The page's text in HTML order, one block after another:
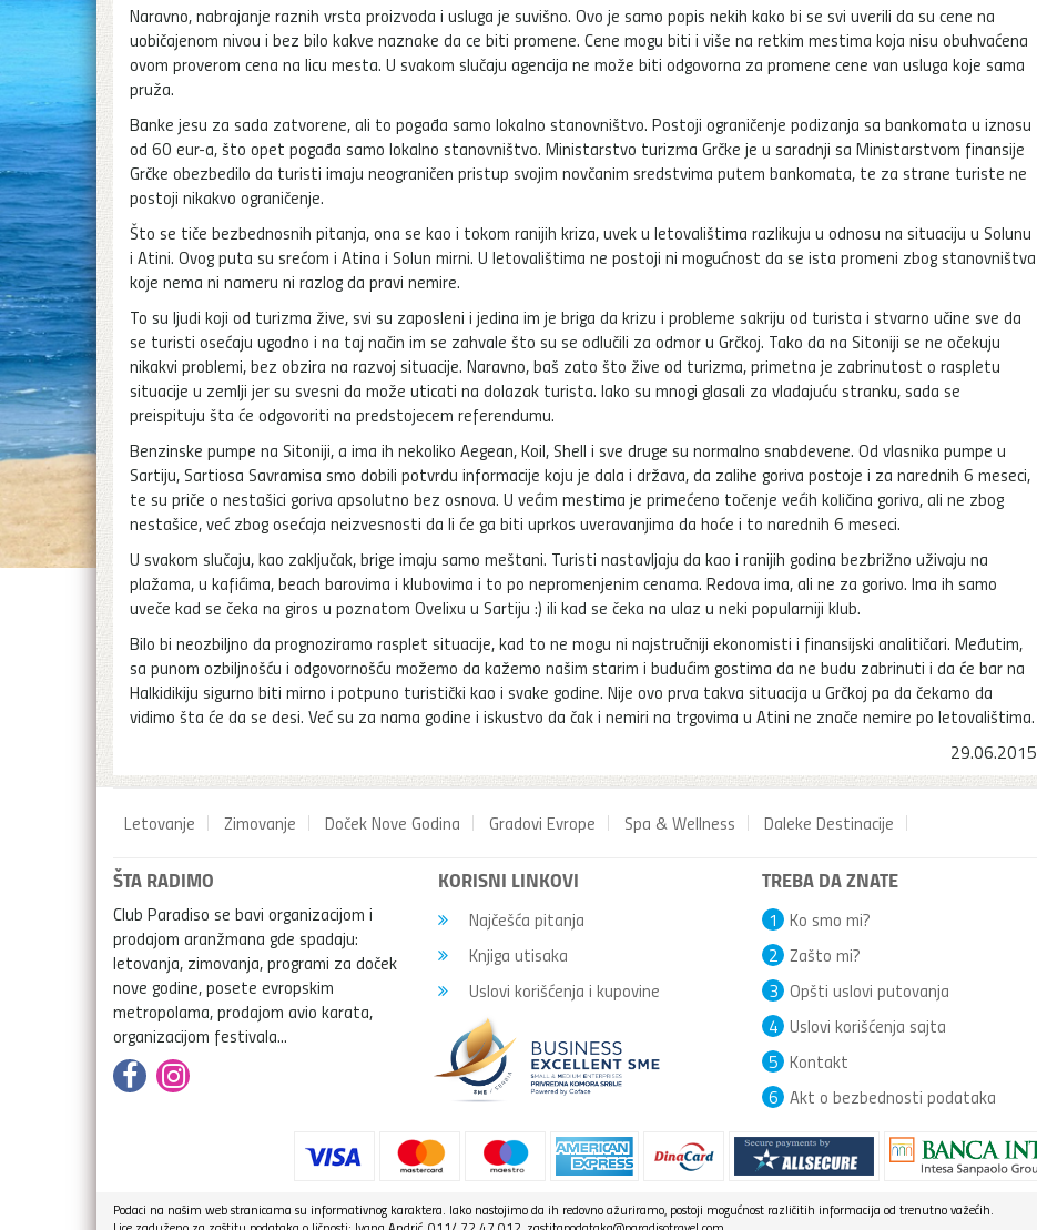
Naravno, nabrajanje raznih vrsta proizvoda i usluga je suvišno. Ovo je samo popis nekih kako bi se svi uverili da su cene na
uobičajenom nivou i bez bilo kakve naznake da ce biti promene. Cene mogu biti i više na retkim mestima koja nisu obuhvaćena
ovom proverom cena na licu mesta. U svakom slučaju agencija ne može biti odgovorna za promene cene van usluga koje sama
pruža.
Banke jesu za sada zatvorene, ali to pogađa samo lokalno stanovništvo. Postoji ograničenje podizanja sa bankomata u iznosu
od 60 eur-a, što opet pogađa samo lokalno stanovništvo. Ministarstvo turizma Grčke je u saradnji sa Ministarstvom finansije
Grčke obezbedilo da turisti imaju neograničen pristup svojim novčanim sredstvima putem bankomata, te za strane turiste ne
postoji nikakvo ograničenje.
Što se tiče bezbednosnih pitanja, ona se kao i tokom ranijih kriza, uvek u letovalištima razlikuju u odnosu na situaciju u Solunu
i Atini. Ovog puta su srećom i Atina i Solun mirni. U letovalištima ne postoji ni mogućnost da se ista promeni zbog stanovništva
koje nema ni nameru ni razlog da pravi nemire.
To su ljudi koji od turizma žive, svi su zaposleni i jedina im je briga da krizu i probleme sakriju od turista i stvarno učine sve da
se turisti osećaju ugodno i na taj način im se zahvale što su se odlučili za odmor u Grčkoj. Tako da na Sitoniji se ne očekuju
nikakvi problemi, bez obzira na razvoj situacije. Naravno, baš zato što žive od turizma, primetna je zabrinutost o raspletu
situacije u zemlji jer su svesni da može uticati na dolazak turista. Iako su mnogi glasali za vladajuću stranku, sada se
preispituju šta će odgovoriti na predstojecem referendumu.
Benzinske pumpe na Sitoniji, a ima ih nekoliko Aegean, Koil, Shell i sve druge su normalno snabdevene. Od vlasnika pumpe u
Sartiju, Sartiosa Savramisa smo dobili potvrdu informacije koju je dala i država, da zalihe goriva postoje i za narednih 6 meseci,
te su priče o nestašici goriva apsolutno bez osnova. U većim mestima je primećeno točenje većih količina goriva, ali ne zbog
nestašice, već zbog osećaja neizvesnosti da li će ga biti uprkos uveravanjima da hoće i to narednih 6 meseci.
U svakom slučaju, kao zaključak, brige imaju samo meštani. Turisti nastavljaju da kao i ranijih godina bezbrižno uživaju na
plažama, u kafićima, beach barovima i klubovima i to po nepromenjenim cenama. Redova ima, ali ne za gorivo. Ima ih samo
uveče kad se čeka na giros u poznatom Ovelixu u Sartiju :) ili kad se čeka na ulaz u neki popularniji klub.
Bilo bi neozbiljno da prognoziramo rasplet situacije, kad to ne mogu ni najstručniji ekonomisti i finansijski analitičari. Međutim,
sa punom ozbiljnošću i odgovornošću možemo da kažemo našim starim i budućim gostima da ne budu zabrinuti i da će bar na
Halkidikiju sigurno biti mirno i potpuno turistički kao i svake godine. Nije ovo prva takva situacija u Grčkoj pa da čekamo da
vidimo šta će da se desi. Već su za nama godine i iskustvo da čak i nemiri na trgovima u Atini ne znače nemire po letovalištima.
29.06.2015
Letovanje Zimovanje Doček Nove Godina Gradovi Evrope Spa & Wellness Daleke Destinacije
ŠTA RADIMO
Club Paradiso se bavi organizacijom i
prodajom aranžmana gde spadaju:
letovanja, zimovanja, programi za doček
nove godine, posete evropskim
metropolama, prodajom avio karata,
organizacijom festivala...
KORISNI LINKOVI
Najčešća pitanja
Knjiga utisaka
Uslovi korišćenja i kupovine
TREBA DA ZNATE
Ko smo mi?
1
Zašto mi?
2
Opšti uslovi putovanja
3
Uslovi korišćenja sajta
4
Kontakt
5
Akt o bezbednosti podataka
6
Podaci na našim web stranicama su informativnog karaktera. Iako nastojimo da ih redovno ažuriramo, postoji mogućnost različitih informacija od trenutno važećih.